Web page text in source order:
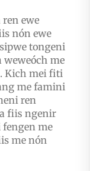
ewe
nón ewe
tongeni
me
Kich mei fiti
me famini
ren
fiis ngenir
me
me nón